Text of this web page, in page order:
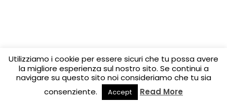
Utilizziamo i cookie per essere sicuri che tu possa avere
la migliore esperienza sul nostro sito. Se continui a
navigare su questo sito noi consideriamo che tu sia
consenziente.
Accept Read More